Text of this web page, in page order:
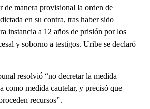
de manera provisional la orden de
en su contra, tras haber sido
instancia a 12 años de prisión por los
y soborno a testigos. Uribe se declaró
resolvió “no decretar la medida
como medida cautelar, y precisó que
recursos”.